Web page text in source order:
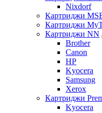
Nixdorf
Картриджи
Картриджи
Картриджи NN
Brother
Canon
HP
Kyocera
Samsung
Xerox
Картриджи
Kyocera